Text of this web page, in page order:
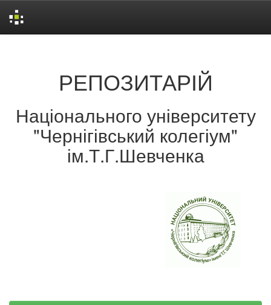
РЕПОЗИТАРІЙ
Національного університету
"Чернігівський колегіум"
ім.Т.Г.Шевченка